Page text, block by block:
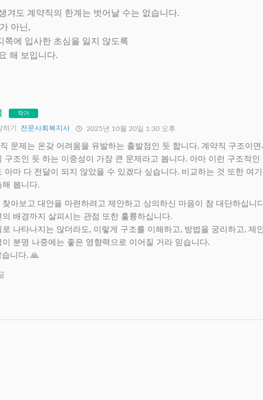
겨도 계약직의 한계는 벗어날 수는 없습니다.
아닌,
쪽에 입사한 초심을 잃지 않도록
해 보입니다.
작가
하기 전문사회복지사 2025년 10월 20일 1:30 오후
문제는 온갖 어려움을 유발하는 출발점인 듯 합니다. 계약직 구조이
구조인 듯 하는 이중성이 가장 큰 문제라고 봅니다. 아마 이런 구조적
아마 다 전달이 되지 않았을 수 있겠다 싶습니다. 비교하는 것 또한 여
해 봅니다.
아보고 대안을 마련하려고 제안하고 상의하신 마음이 참 대단하십니
배경까지 살피시는 관점 또한 훌륭하십니다.
나타나지는 않더라도, 이렇게 구조를 이해하고, 방법을 궁리하고, 제
분명 나중에는 좋은 영향력으로 이어질 거라 믿습니다.
니다. 🙏